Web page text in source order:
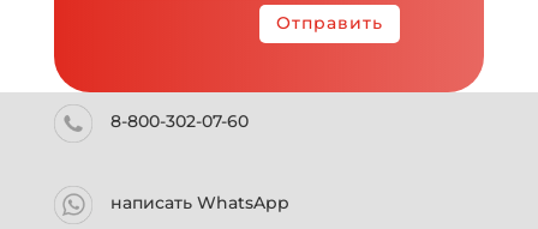
Отправить
8-800-302-07-60
написать WhatsApp